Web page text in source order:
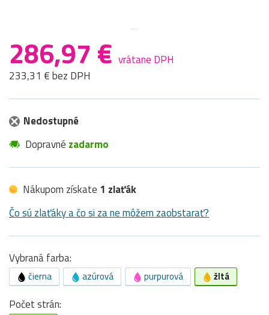
286,97 € vrátane DPH
233,31 € bez DPH
Nedostupné
Dopravné zadarmo
Nákupom získate 1 zlaťák
Čo sú zlaťáky a čo si za ne môžem zaobstarať?
Vybraná farba:
čierna azúrová purpurová žltá
Počet strán: